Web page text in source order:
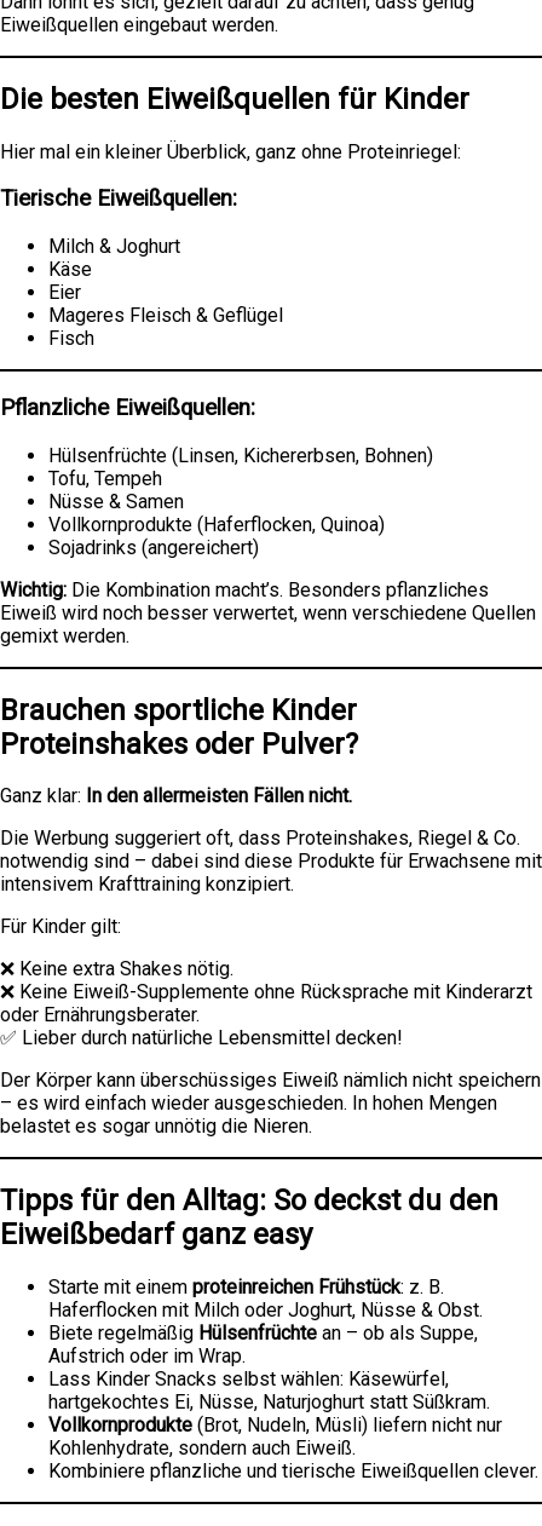
Eiweißquellen eingebaut werden.
Die besten Eiweißquellen für Kinder
Hier mal ein kleiner Überblick, ganz ohne Proteinriegel:
Tierische Eiweißquellen:
Milch & Joghurt
Käse
Eier
Mageres Fleisch & Geflügel
Fisch
Pflanzliche Eiweißquellen:
Hülsenfrüchte (Linsen, Kichererbsen, Bohnen)
Tofu, Tempeh
Nüsse & Samen
Vollkornprodukte (Haferflocken, Quinoa)
Sojadrinks (angereichert)
Wichtig: Die Kombination macht’s. Besonders pflanzliches
Eiweiß wird noch besser verwertet, wenn verschiedene Quellen
gemixt werden.
Brauchen sportliche Kinder
Proteinshakes oder Pulver?
Ganz klar: In den allermeisten Fällen nicht.
Die Werbung suggeriert oft, dass Proteinshakes, Riegel & Co.
notwendig sind – dabei sind diese Produkte für Erwachsene mit
intensivem Krafttraining konzipiert.
Für Kinder gilt:
❌ Keine extra Shakes nötig.
❌ Keine Eiweiß-Supplemente ohne Rücksprache mit Kinderarzt
oder Ernährungsberater.
✅ Lieber durch natürliche Lebensmittel decken!
Der Körper kann überschüssiges Eiweiß nämlich nicht speichern
– es wird einfach wieder ausgeschieden. In hohen Mengen
belastet es sogar unnötig die Nieren.
Tipps für den Alltag: So deckst du den
Eiweißbedarf ganz easy
Starte mit einem proteinreichen Frühstück: z. B.
Haferflocken mit Milch oder Joghurt, Nüsse & Obst.
Biete regelmäßig Hülsenfrüchte an – ob als Suppe,
Aufstrich oder im Wrap.
Lass Kinder Snacks selbst wählen: Käsewürfel,
hartgekochtes Ei, Nüsse, Naturjoghurt statt Süßkram.
Vollkornprodukte (Brot, Nudeln, Müsli) liefern nicht nur
Kohlenhydrate, sondern auch Eiweiß.
Kombiniere pflanzliche und tierische Eiweißquellen clever.